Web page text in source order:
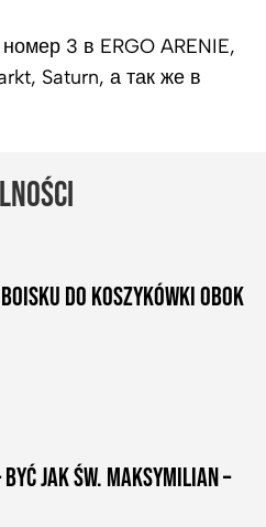
3 в ERGO ARENIE,
Saturn, а так же в
DO KOSZYKÓWKI OBOK
BYĆ JAK ŚW. MAKSYMILIAN –